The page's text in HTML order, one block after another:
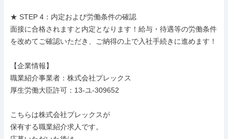
★ STEP 4：内定および労働条件の確認
面接に合格されますと内定となります！給与・待遇等の労働条件
を改めてご確認いただき、ご納得の上で入社手続きに進めます！
【企業情報】
職業紹介事業者：株式会社プレックス
厚生労働大臣許可：13-ユ-309652
こちらは株式会社プレックスが
保有する職業紹介求人です。